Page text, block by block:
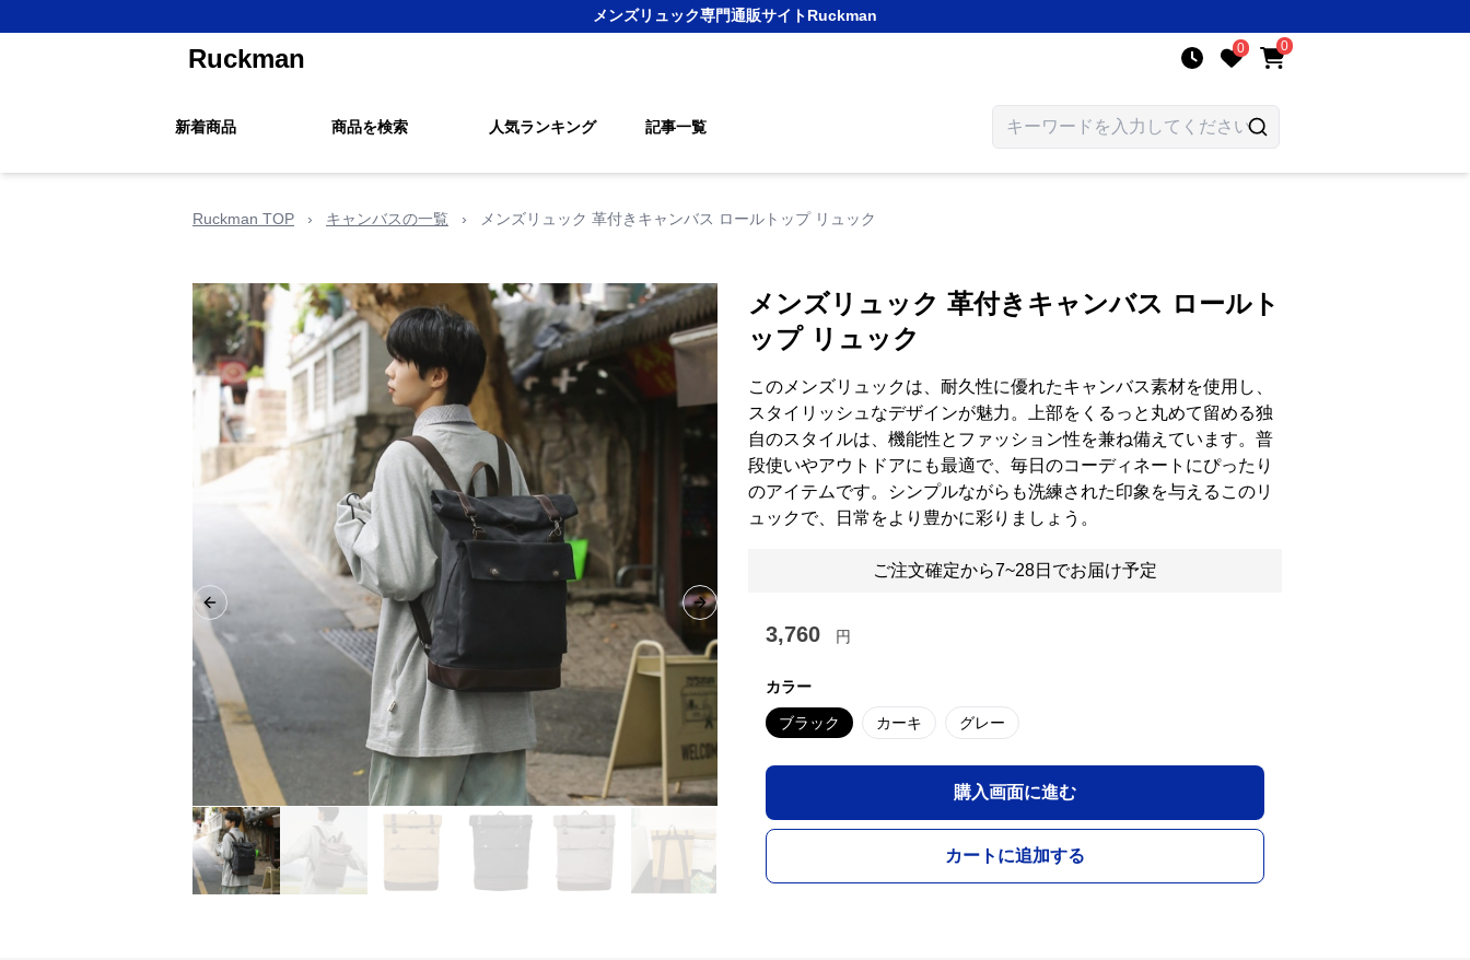
メンズリュック専門通販サイトRuckman
Ruckman 0 0
新着商品 商品を検索 人気ランキング 記事一覧
Ruckman TOP › キャンバスの一覧 › メンズリュック 革付きキャンバス ロールトップ リュック
Previous slide Next slide
メンズリュック 革付きキャンバス ロールト
ップ リュック
このメンズリュックは、耐久性に優れたキャンバス素材を使用し、
スタイリッシュなデザインが魅力。上部をくるっと丸めて留める独
自のスタイルは、機能性とファッション性を兼ね備えています。普
段使いやアウトドアにも最適で、毎日のコーディネートにぴったり
のアイテムです。シンプルながらも洗練された印象を与えるこのリ
ュックで、日常をより豊かに彩りましょう。
ご注文確定から7~28日でお届け予定
3,760 円
カラー
ブラック カーキ グレー
購入画面に進む
カートに追加する